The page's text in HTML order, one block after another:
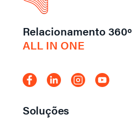
Relacionamento 360º
ALL IN ONE
Soluções